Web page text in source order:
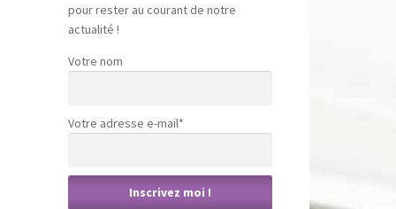
pour rester au courant de notre
actualité !
Votre nom
Votre adresse e-mail*